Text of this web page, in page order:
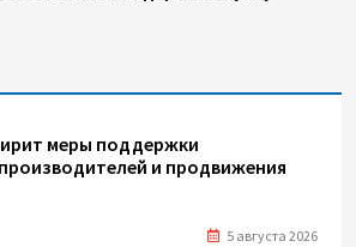
меры поддержки
и продвижения
5 августа 2026